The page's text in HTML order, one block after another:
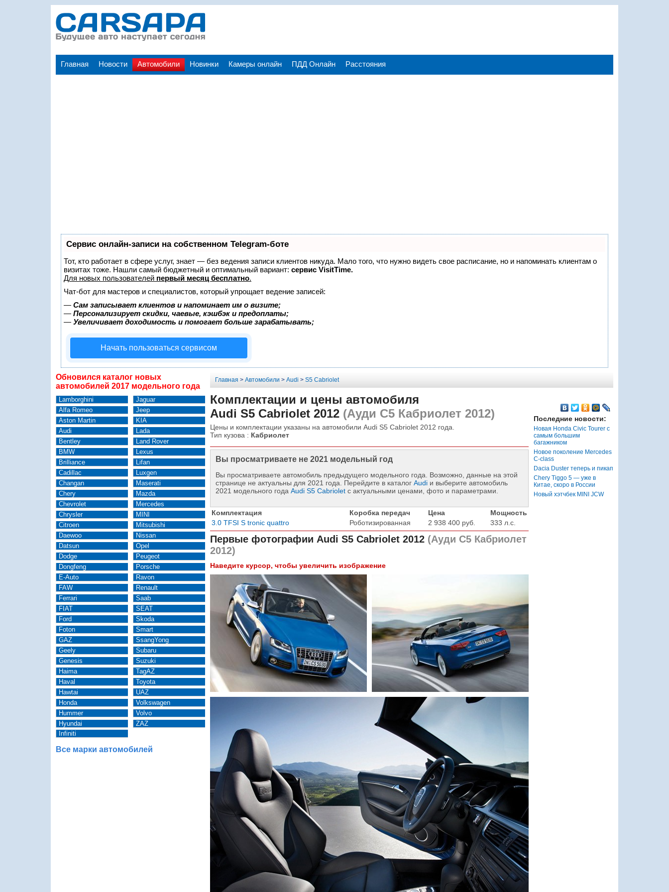
Главная Новости Автомобили Новинки Камеры онлайн ПДД Онлайн Расстояния
Сервис онлайн-записи на собственном Telegram-боте
Тот, кто работает в сфере услуг, знает — без ведения записи клиентов никуда. Мало того, что нужно видеть свое расписание, но и напоминать клиентам о
визитах тоже. Нашли самый бюджетный и оптимальный вариант: сервис VisitTime.
Для новых пользователей первый месяц бесплатно.
Чат-бот для мастеров и специалистов, который упрощает ведение записей:
— Сам записывает клиентов и напоминает им о визите;
— Персонализирует скидки, чаевые, кэшбэк и предоплаты;
— Увеличивает доходимость и помогает больше зарабатывать;
Начать пользоваться сервисом
Обновился каталог новых
автомобилей 2017 модельного года
Lamborghini
Alfa Romeo
Aston Martin
Audi
Bentley
BMW
Brilliance
Cadillac
Changan
Chery
Chevrolet
Chrysler
Citroen
Daewoo
Datsun
Dodge
Dongfeng
E-Auto
FAW
Ferrari
FIAT
Ford
Foton
GAZ
Geely
Genesis
Haima
Haval
Hawtai
Honda
Hummer
Hyundai
Infiniti
Jaguar
Jeep
KIA
Lada
Land Rover
Lexus
Lifan
Luxgen
Maserati
Mazda
Mercedes
MINI
Mitsubishi
Nissan
Opel
Peugeot
Porsche
Ravon
Renault
Saab
SEAT
Skoda
Smart
SsangYong
Subaru
Suzuki
TagAZ
Toyota
UAZ
Volkswagen
Volvo
ZAZ
Все марки автомобилей
Главная > Автомобили > Audi > S5 Cabriolet
Комплектации и цены автомобиля
Audi S5 Cabriolet 2012(Ауди С5 Кабриолет 2012)
Цены и комплектации указаны на автомобили Audi S5 Cabriolet 2012 года.
Тип кузова : Кабриолет
Вы просматриваете не 2021 модельный год
Вы просматриваете автомобиль предыдущего модельного года. Возможно, данные на этой
странице не актуальны для 2021 года. Перейдите в каталог Audiи выберите автомобиль
2021 модельного года Audi S5 Cabrioletс актуальными ценами, фото и параметрами.
Комплектация Коробка передач Цена
Мощность
3.0 TFSI S tronic quattro
Роботизированная 2 938 400 руб. 333 л.с.
Первые фотографии Audi S5 Cabriolet 2012(Ауди С5 Кабриолет
2012)
Наведите курсор, чтобы увеличить изображение
Последние новости:
Новая Honda Civic Tourer с
самым большим
багажником
Новое поколение Mercedes
C-class
Dacia Duster теперь и пикап
Chery Tiggo 5 — уже в
Китае, скоро в России
Новый хэтчбек MINI JCW